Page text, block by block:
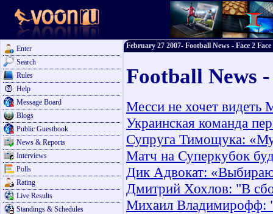
Enter
Search
Rules
Help
Message Board
Blogs
Public Guestbook
News & Reports
Interviews
Polls
Rating
Live Results
Standings & Schedules
February 27 2007- Football News - Face 2
Football News
Месси не хочет
Украинская команда
Супруга Тимощука:
Матч на Суперкубок
Дик Адвокат:
Дмитрий Хохлов: "В
Михаил Владимирофф: